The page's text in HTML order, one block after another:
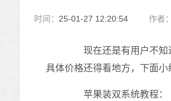
时间： 25-01-27 12:20:54 作者：
现在还是有用户不知道如
具体价格还得看地方，下面小
苹果装双系统教程：